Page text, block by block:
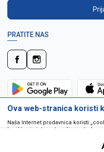
PRATITE NAS
Ova web-stranica koristi
Naša Internet prodavnica koristi
korišćenje interneta vašim
da pokrenu program ili da isporuče
jedinstveno dodeljeni vama, i jedino